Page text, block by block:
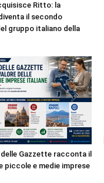
Ritto: la
il secondo
gruppo italiano della
Gazzette racconta il
piccole e medie imprese